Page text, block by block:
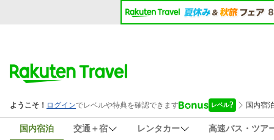
国内宿泊 交通＋宿 レンタカー
高速バス・ツア